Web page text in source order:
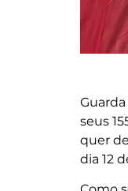
seus
quer
dia 12